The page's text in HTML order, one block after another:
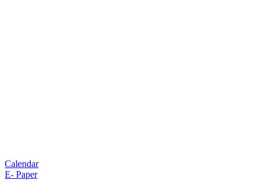
Calendar
E- Paper